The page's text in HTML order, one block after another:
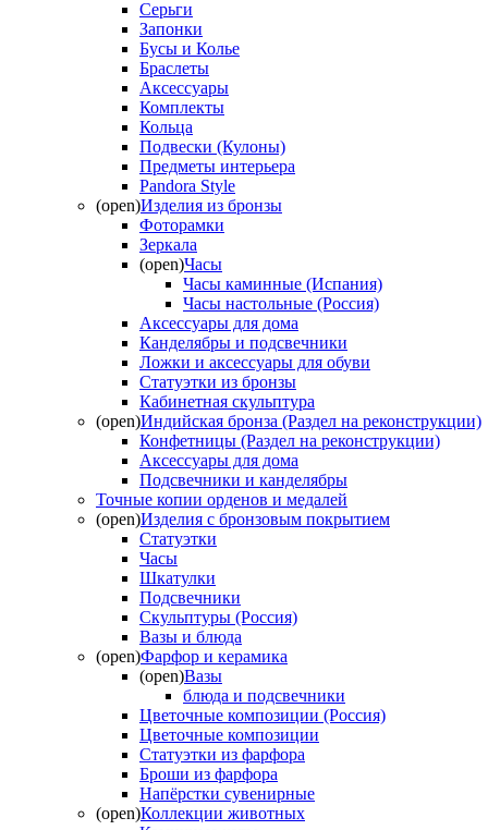
Серьги
Запонки
Бусы и Колье
Браслеты
Аксессуары
Комплекты
Кольца
Подвески (Кулоны)
Предметы интерьера
Pandora Style
(open)Изделия из бронзы
Фоторамки
Зеркала
(open)Часы
Часы каминные (Испания)
Часы настольные (Россия)
Аксессуары для дома
Канделябры и подсвечники
Ложки и аксессуары для обуви
Статуэтки из бронзы
Кабинетная скульптура
(open)Индийская бронза (Раздел на реконструкции)
Конфетницы (Раздел на реконструкции)
Аксессуары для дома
Подсвечники и канделябры
Точные копии орденов и медалей
(open)Изделия с бронзовым покрытием
Статуэтки
Часы
Шкатулки
Подсвечники
Скульптуры (Россия)
Вазы и блюда
(open)Фарфор и керамика
(open)Вазы
блюда и подсвечники
Цветочные композиции (Россия)
Цветочные композиции
Статуэтки из фарфора
Броши из фарфора
Напёрстки сувенирные
(open)Коллекции животных